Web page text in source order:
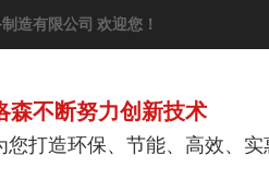
造有限公司 欢迎您！
森不断努力创新技术
您打造环保、节能、高效、